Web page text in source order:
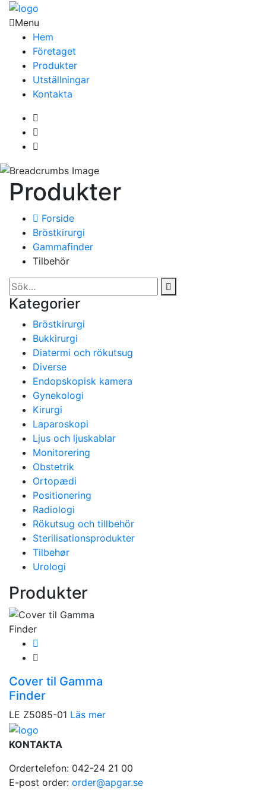
Menu
Hem
Företaget
Produkter
Utställningar
Kontakta
Produkter
Forside
Bröstkirurgi
Gammafinder
Tilbehör
Produkter
Cover til Gamma
Finder
LE Z5085-01 Läs mer
Kategorier
Bröstkirurgi
Bukkirurgi
Diatermi och rökutsug
Diverse
Endopskopisk kamera
Gynekologi
Kirurgi
Laparoskopi
Ljus och ljuskablar
Monitorering
Obstetrik
Ortopædi
Positionering
Radiologi
Rökutsug och tillbehör
Sterilisationsprodukter
Tilbehør
Urologi
KONTAKTA
Ordertelefon: 042-24 21 00
E-post order: order@apgar.se